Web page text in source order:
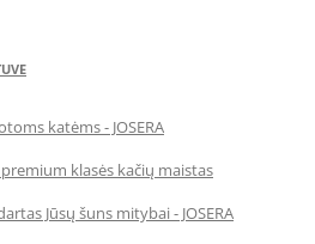
katėms - JOSERA
klasės kačių maistas
Jūsų šuns mitybai - JOSERA